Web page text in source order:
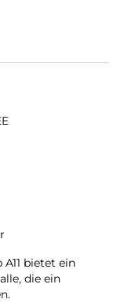
bietet ein
die ein